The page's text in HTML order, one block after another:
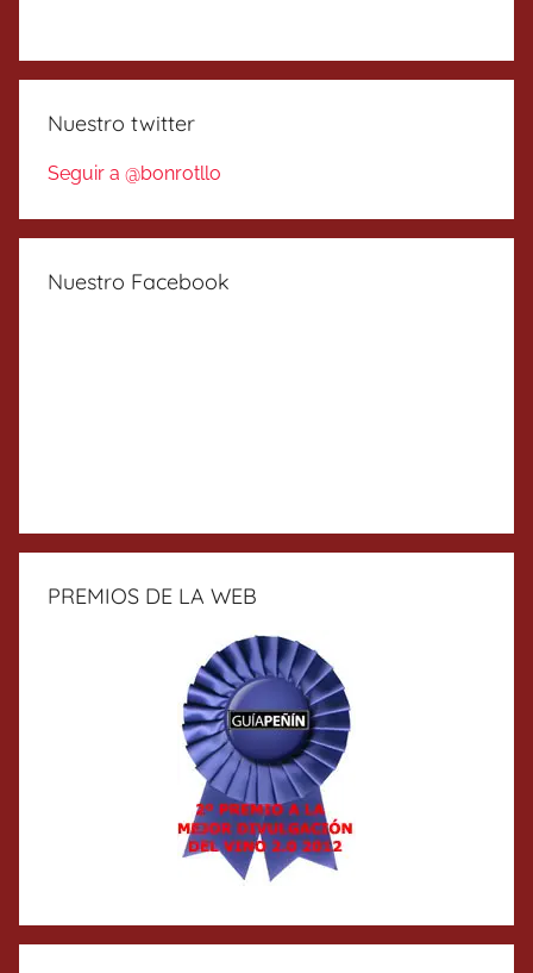
Nuestro twitter
Seguir a @bonrotllo
Nuestro Facebook
PREMIOS DE LA WEB